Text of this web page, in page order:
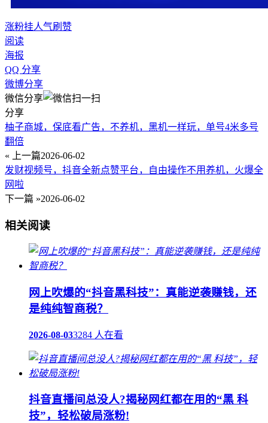
涨粉挂人气刷赞
阅读
海报
QQ 分享
微博分享
微信分享
分享
柚子商城，保底看广告，不养机，黑机一样玩，单号4米多号
翻倍
« 上一篇2026-06-02
发财视频号，抖音全新点赞平台，自由操作不用养机，火爆全
网啦
下一篇 »2026-06-02
相关阅读
网上吹爆的“抖音黑科技”：真能逆袭赚钱，还
是纯纯智商税？
2026-08-033284 人在看
抖音直播间总没人?揭秘网红都在用的“黑 科
技”，轻松破局涨粉!